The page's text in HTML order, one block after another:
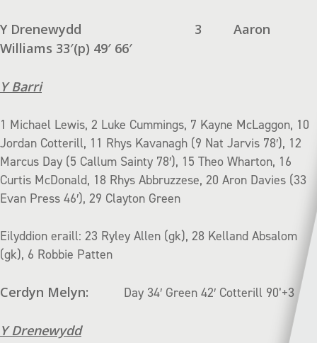
Y Drenewydd 3
Aaron
Williams 33′(p) 49′ 66′
Y Barri
1 Michael Lewis, 2 Luke Cummings, 7 Kayne McLaggon, 10
Jordan Cotterill, 11 Rhys Kavanagh (9 Nat Jarvis 78′), 12
Marcus Day (5 Callum Sainty 78′), 15 Theo Wharton, 16
Curtis McDonald, 18 Rhys Abbruzzese, 20 Aron Davies (33
Evan Press 46′), 29 Clayton Green
Eilyddion eraill: 23 Ryley Allen (gk), 28 Kelland Absalom
(gk), 6 Robbie Patten
Cerdyn Melyn: Day 34′ Green 42′ Cotterill 90’+3
Y Drenewydd